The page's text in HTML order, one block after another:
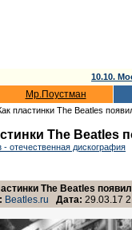
10.10.
Мр.Поустман
пластинки The Beatles
The Beatles
- отечественная дискография
The Beatles
Beatles.ru Дата: 29.03.17